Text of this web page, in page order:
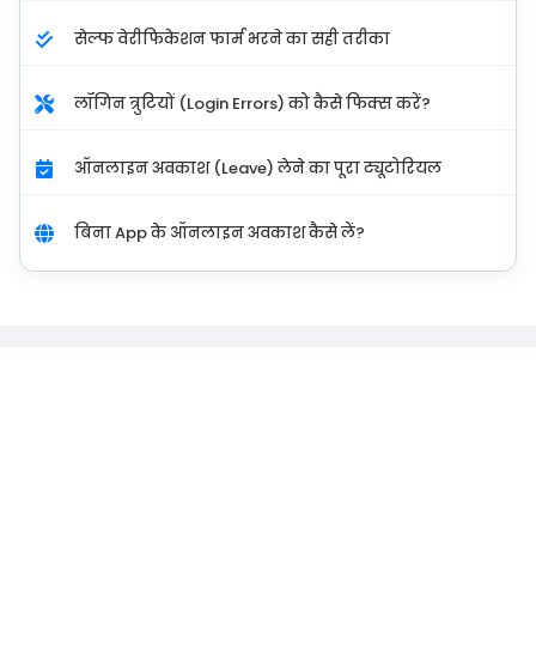
सेल्फ वेरीफिकेशन फार्म भरने का सही तरीका
लॉगिन त्रुटियों (Login Errors) को कैसे फिक्स करें?
ऑनलाइन अवकाश (Leave) लेने का पूरा ट्यूटोरियल
बिना App के ऑनलाइन अवकाश कैसे लें?